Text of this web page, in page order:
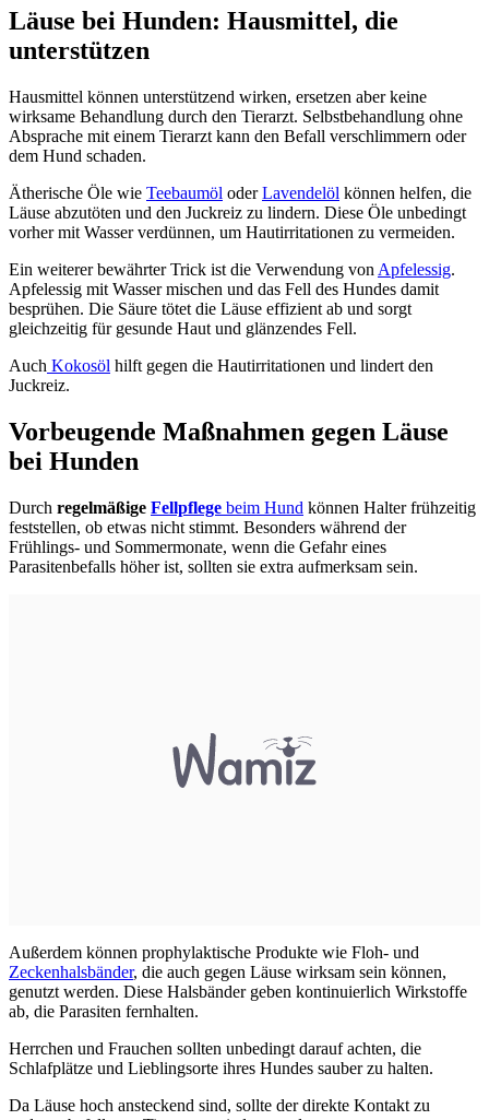
Läuse bei Hunden: Hausmittel, die
unterstützen
Hausmittel können unterstützend wirken, ersetzen aber keine
wirksame Behandlung durch den Tierarzt. Selbstbehandlung ohne
Absprache mit einem Tierarzt kann den Befall verschlimmern oder
dem Hund schaden.
Ätherische Öle wie Teebaumöl oderLavendelöl können helfen, die
Läuse abzutöten und den Juckreiz zu lindern. Diese Öle unbedingt
vorher mit Wasser verdünnen, um Hautirritationen zu vermeiden.
Ein weiterer bewährter Trick ist die Verwendung von Apfelessig.
Apfelessig mit Wasser mischen und das Fell des Hundes damit
besprühen. Die Säure tötet die Läuse effizient ab und sorgt
gleichzeitig für gesunde Haut und glänzendes Fell.
Auch Kokosöl hilft gegen die Hautirritationen und lindert den
Juckreiz.
Vorbeugende Maßnahmen gegen Läuse
bei Hunden
Durch regelmäßige Fellpflege beim Hund können Halter frühzeitig
feststellen, ob etwas nicht stimmt. Besonders während der
Frühlings- und Sommermonate, wenn die Gefahr eines
Parasitenbefalls höher ist, sollten sie extra aufmerksam sein.
Außerdem können prophylaktische Produkte wie Floh- und
Zeckenhalsbänder, die auch gegen Läuse wirksam sein können,
genutzt werden. Diese Halsbänder geben kontinuierlich Wirkstoffe
ab, die Parasiten fernhalten.
Herrchen und Frauchen sollten unbedingt darauf achten, die
Schlafplätze und Lieblingsorte ihres Hundes sauber zu halten.
Da Läuse hoch ansteckend sind, sollte der direkte Kontakt zu